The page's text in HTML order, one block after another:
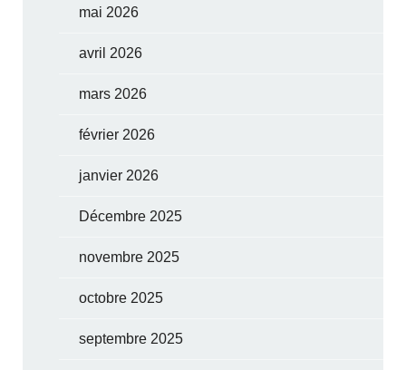
mai 2026
avril 2026
mars 2026
février 2026
janvier 2026
Décembre 2025
novembre 2025
octobre 2025
septembre 2025